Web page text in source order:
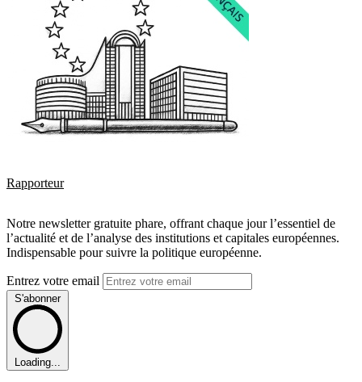
Rapporteur
Notre newsletter gratuite phare, offrant chaque jour l’essentiel de
l’actualité et de l’analyse des institutions et capitales européennes.
Indispensable pour suivre la politique européenne.
Entrez votre email
S'abonner
Loading...